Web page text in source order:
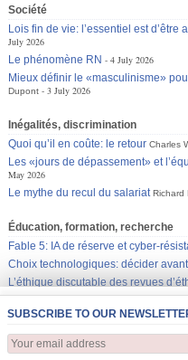
SUBSCRIBE TO OUR
JOIN US
Société
Lois fin de vie: l’essentiel est d’être
July 2026
Le phénomène RN
4 July 2026
Mieux définir le «masculinisme»
Dupont
3 July 2026
Inégalités, discrimination
Quoi qu’il en coûte: le retour Charles
Les «jours de dépassement» et
May 2026
Le mythe du recul du salariat Richard
Éducation, formation, recherche
Fable 5: IA de réserve et cyber-
Choix technologiques: décider
L’éthique discutable des revues